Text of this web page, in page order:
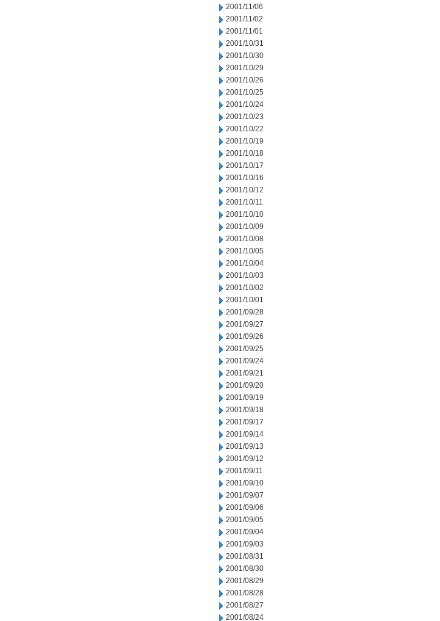
2001/11/06
2001/11/02
2001/11/01
2001/10/31
2001/10/30
2001/10/29
2001/10/26
2001/10/25
2001/10/24
2001/10/23
2001/10/22
2001/10/19
2001/10/18
2001/10/17
2001/10/16
2001/10/12
2001/10/11
2001/10/10
2001/10/09
2001/10/08
2001/10/05
2001/10/04
2001/10/03
2001/10/02
2001/10/01
2001/09/28
2001/09/27
2001/09/26
2001/09/25
2001/09/24
2001/09/21
2001/09/20
2001/09/19
2001/09/18
2001/09/17
2001/09/14
2001/09/13
2001/09/12
2001/09/11
2001/09/10
2001/09/07
2001/09/06
2001/09/05
2001/09/04
2001/09/03
2001/08/31
2001/08/30
2001/08/29
2001/08/28
2001/08/27
2001/08/24